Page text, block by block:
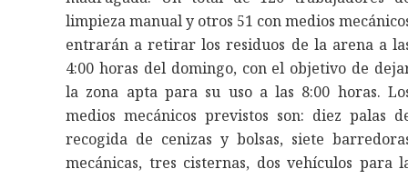
limpieza manual y otros 51 con medios
entrarán a retirar los residuos de la arena a
4:00 horas del domingo, con el objetivo de
la zona apta para su uso a las 8:00 horas.
medios mecánicos previstos son: diez palas
recogida de cenizas y bolsas, siete
mecánicas, tres cisternas, dos vehículos para